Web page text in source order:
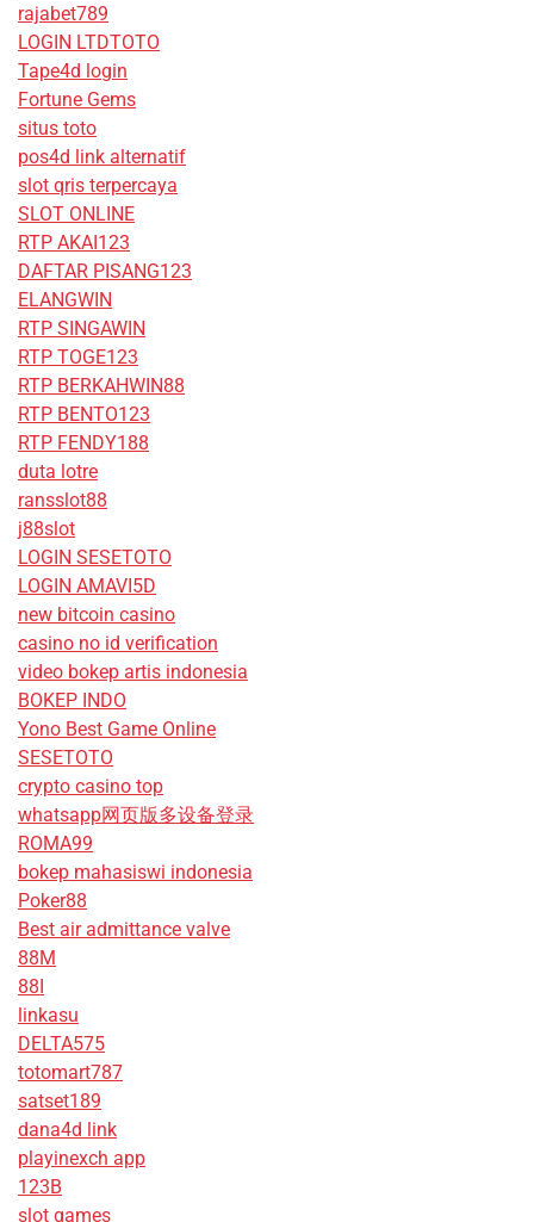
rajabet789
LOGIN LTDTOTO
Tape4d login
Fortune Gems
situs toto
pos4d link alternatif
slot qris terpercaya
SLOT ONLINE
RTP AKAI123
DAFTAR PISANG123
ELANGWIN
RTP SINGAWIN
RTP TOGE123
RTP BERKAHWIN88
RTP BENTO123
RTP FENDY188
duta lotre
ransslot88
j88slot
LOGIN SESETOTO
LOGIN AMAVI5D
new bitcoin casino
casino no id verification
video bokep artis indonesia
BOKEP INDO
Yono Best Game Online
SESETOTO
crypto casino top
whatsapp网页版多设备登录
ROMA99
bokep mahasiswi indonesia
Poker88
Best air admittance valve
88M
88I
linkasu
DELTA575
totomart787
satset189
dana4d link
playinexch app
123B
slot games